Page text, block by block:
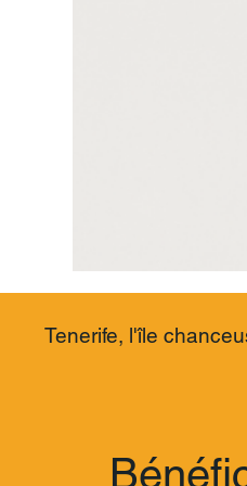
Tenerife, l'île